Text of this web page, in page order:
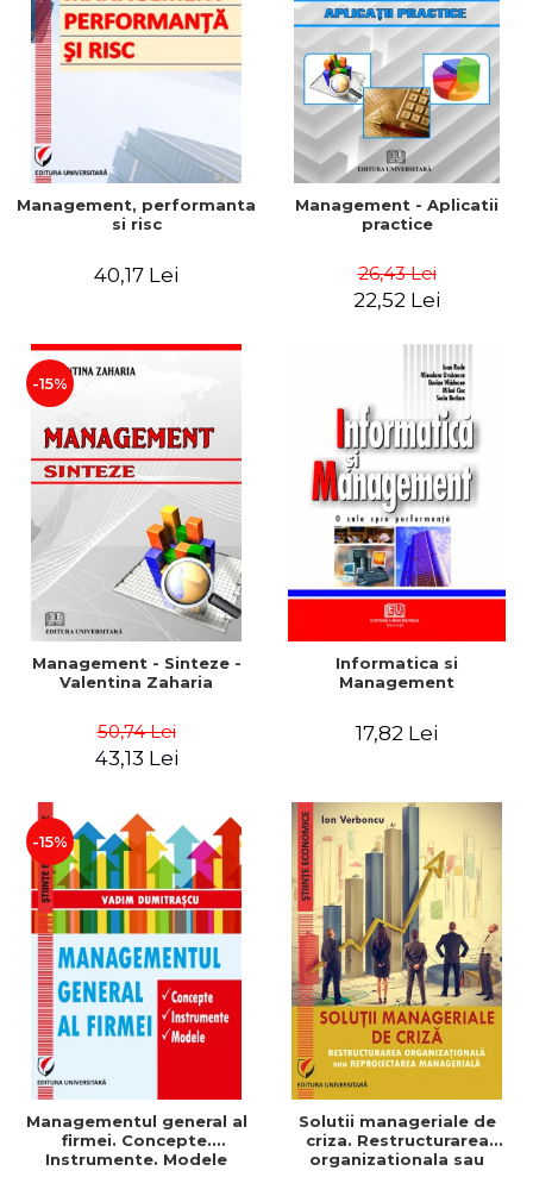
Management, performanta
si risc
40,17 Lei
Management - Aplicatii
practice
26,43 Lei
22,52 Lei
-15%
Management - Sinteze -
Valentina Zaharia
50,74 Lei
43,13 Lei
Informatica si
Management
17,82 Lei
-15%
Managementul general al
firmei. Concepte.
Instrumente. Modele
Solutii manageriale de
criza. Restructurarea
organizationala sau